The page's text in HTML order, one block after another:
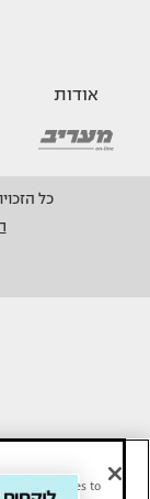
אודות
כל הזכויות
use cookies to